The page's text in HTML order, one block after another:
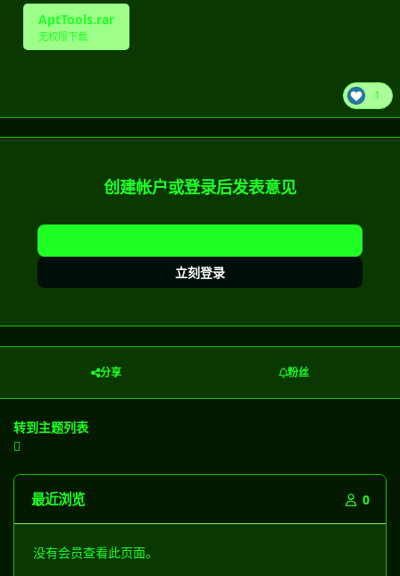
AptTools.rar
无权限下载
1
创建帐户或登录后发表意见
立刻登录
分享 粉丝
转到主题列表
最近浏览 0
没有会员查看此页面。